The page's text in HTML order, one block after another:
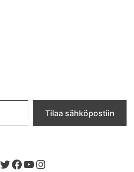
Tilaa sähköpostiin
Twitter
Facebook
YouTube
Instagram